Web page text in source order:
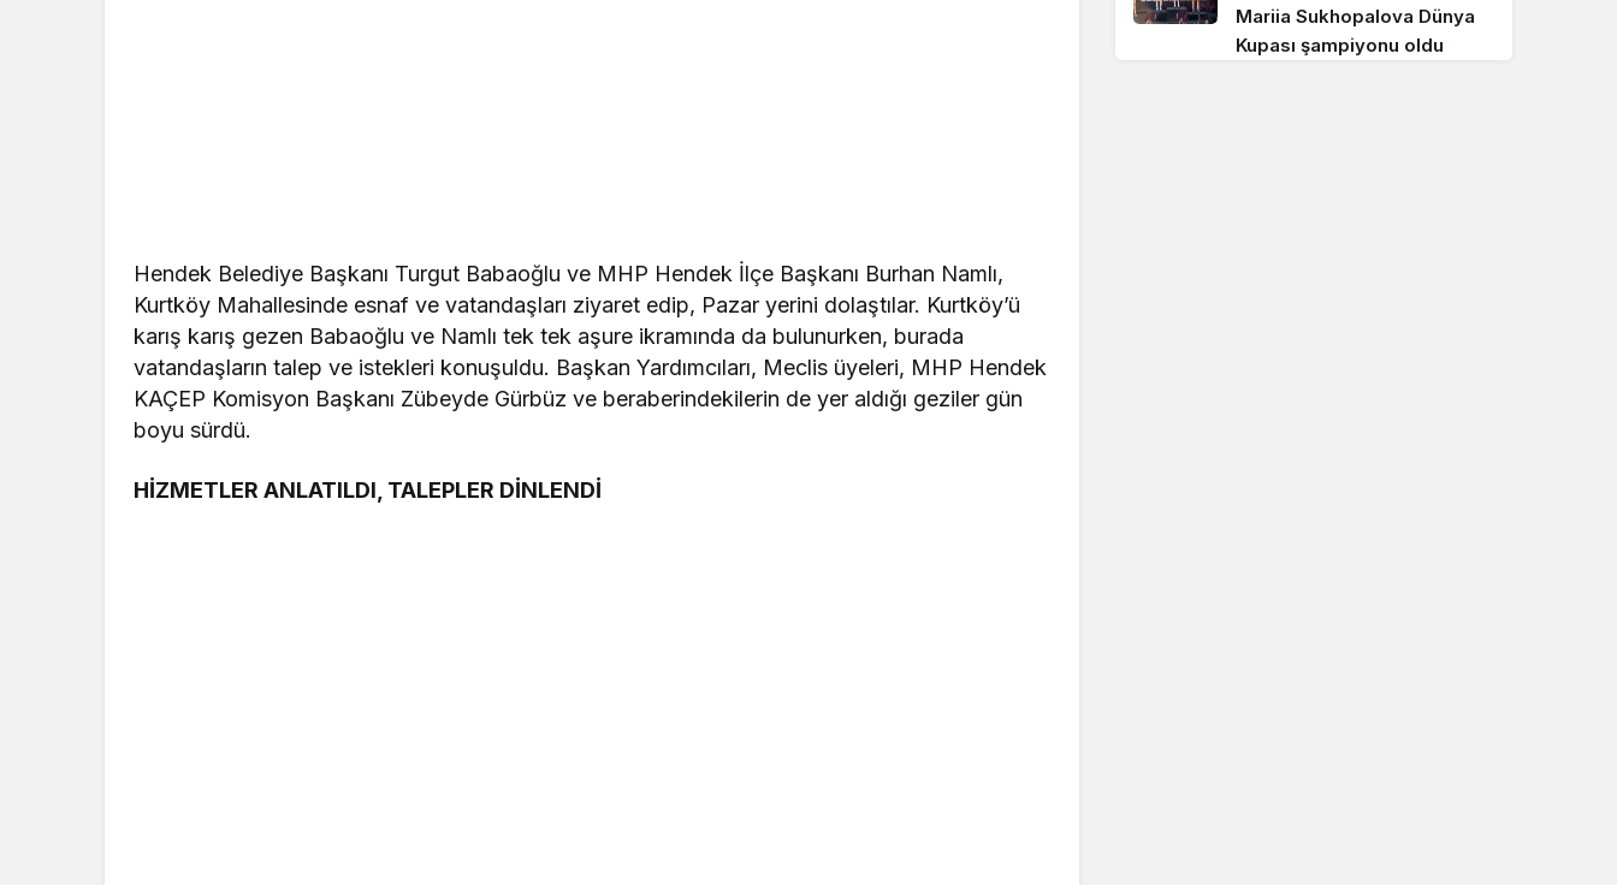
Hendek Belediye Başkanı Turgut Babaoğlu ve MHP Hendek İlçe Başkanı Burhan Namlı,
Kurtköy Mahallesinde esnaf ve vatandaşları ziyaret edip, Pazar yerini dolaştılar. Kurtköy’ü
karış karış gezen Babaoğlu ve Namlı tek tek aşure ikramında da bulunurken, burada
vatandaşların talep ve istekleri konuşuldu. Başkan Yardımcıları, Meclis üyeleri, MHP Hendek
KAÇEP Komisyon Başkanı Zübeyde Gürbüz ve beraberindekilerin de yer aldığı geziler gün
boyu sürdü.
HİZMETLER ANLATILDI, TALEPLER DİNLENDİ
Mariia Sukhopalova Dünya
Kupası şampiyonu oldu